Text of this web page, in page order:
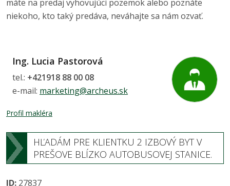
máte na predaj vyhovujúci pozemok alebo poznáte
niekoho, kto taký predáva, neváhajte sa nám ozvať.
Ing. Lucia Pastorová
tel.: +421918 88 00 08
e-mail: marketing@archeus.sk
Profil makléra
HĽADÁM PRE KLIENTKU 2 IZBOVÝ BYT V
PREŠOVE BLÍZKO AUTOBUSOVEJ STANICE.
ID: 27837